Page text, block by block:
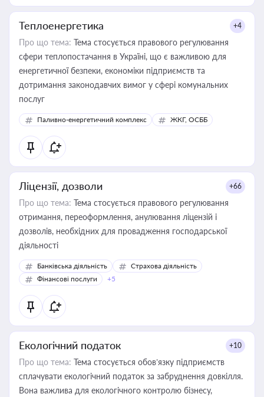
Теплоенергетика +4
Про що тема: Тема стосується правового регулювання
сфери теплопостачання в Україні, що є важливою для
енергетичної безпеки, економіки підприємств та
дотримання законодавчих вимог у сфері комунальних
послуг
Паливно-енергетичний комплекс ЖКГ, ОСББ
Ліцензії, дозволи +66
Про що тема: Тема стосується правового регулювання
отримання, переоформлення, анулювання ліцензій і
дозволів, необхідних для провадження господарської
діяльності
Банківська діяльність
Страхова діяльність
Фінансові послуги
+5
Екологічний податок +10
Про що тема: Тема стосується обов’язку підприємств
сплачувати екологічний податок за забруднення довкілля.
Вона важлива для екологічного контролю бізнесу,